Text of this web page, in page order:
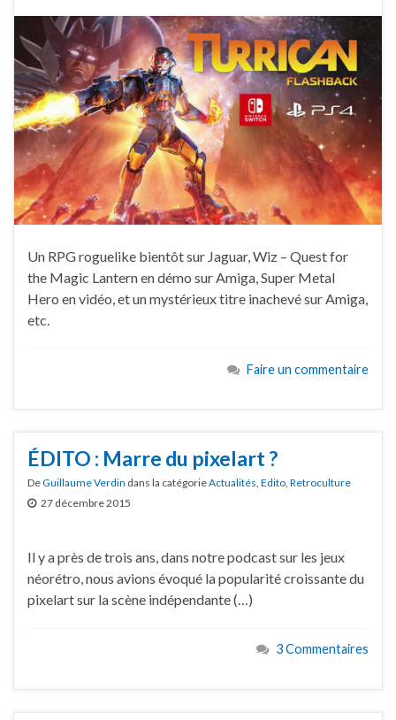
Un RPG roguelike bientôt sur Jaguar, Wiz – Quest for
the Magic Lantern en démo sur Amiga, Super Metal
Hero en vidéo, et un mystérieux titre inachevé sur Amiga,
etc.
Faire un commentaire
ÉDITO : Marre du pixelart ?
DeGuillaume Verdin dans la catégorieActualités, Edito, Retroculture
27 décembre 2015
Il y a près de trois ans, dans notre podcast sur les jeux
néorétro, nous avions évoqué la popularité croissante du
pixelart sur la scène indépendante (…)
3 Commentaires